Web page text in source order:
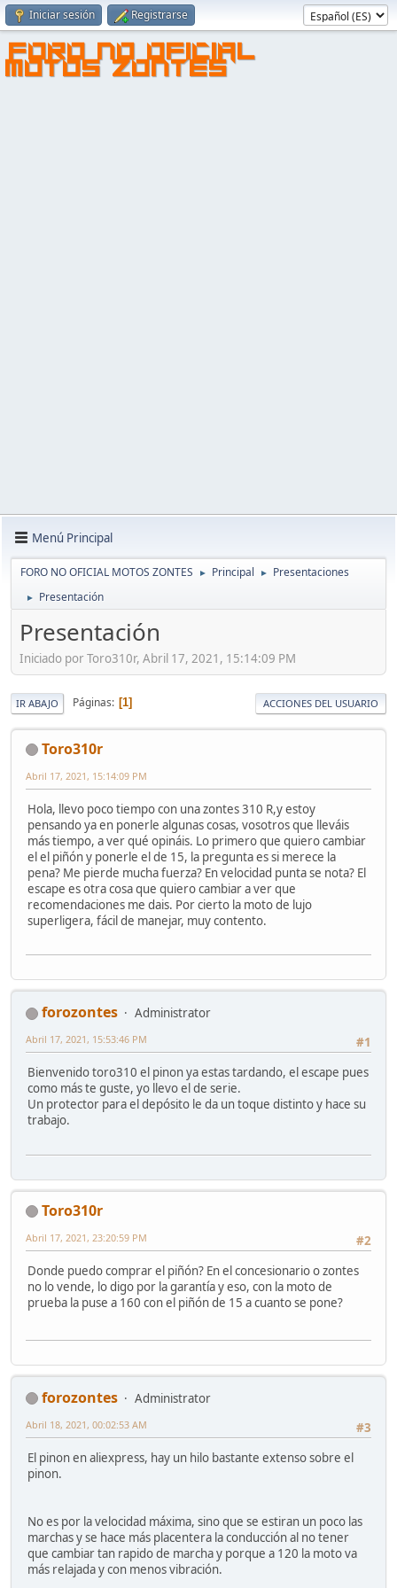
Iniciar sesión Registrarse
FORO NO OFICIAL
MOTOS ZONTES
Menú Principal
FORO NO OFICIAL MOTOS ZONTES ► Principal ► Presentaciones
► Presentación
Presentación
Iniciado por Toro310r, Abril 17, 2021, 15:14:09 PM
IR ABAJO Páginas 1 ACCIONES DEL USUARIO
Toro310r
Abril 17, 2021, 15:14:09 PM
Hola, llevo poco tiempo con una zontes 310 R,y estoy
pensando ya en ponerle algunas cosas, vosotros que lleváis
más tiempo, a ver qué opináis. Lo primero que quiero cambiar
el el piñón y ponerle el de 15, la pregunta es si merece la
pena? Me pierde mucha fuerza? En velocidad punta se nota? El
escape es otra cosa que quiero cambiar a ver que
recomendaciones me dais. Por cierto la moto de lujo
superligera, fácil de manejar, muy contento.
forozontes
Administrator
#1
Abril 17, 2021, 15:53:46 PM
Bienvenido toro310 el pinon ya estas tardando, el escape pues
como más te guste, yo llevo el de serie.
Un protector para el depósito le da un toque distinto y hace su
trabajo.
Toro310r
#2
Abril 17, 2021, 23:20:59 PM
Donde puedo comprar el piñón? En el concesionario o zontes
no lo vende, lo digo por la garantía y eso, con la moto de
prueba la puse a 160 con el piñón de 15 a cuanto se pone?
forozontes
Administrator
#3
Abril 18, 2021, 00:02:53 AM
El pinon en aliexpress, hay un hilo bastante extenso sobre el
pinon.
No es por la velocidad máxima, sino que se estiran un poco las
marchas y se hace más placentera la conducción al no tener
que cambiar tan rapido de marcha y porque a 120 la moto va
más relajada y con menos vibración.